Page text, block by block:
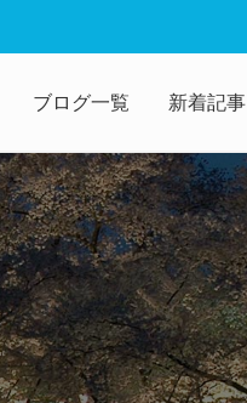
ブログ一覧 新着記事